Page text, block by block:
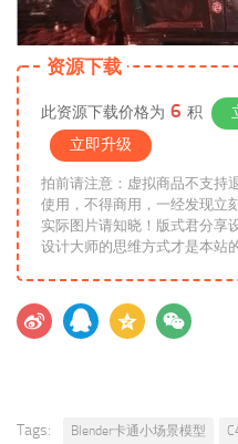
资源下载
此资源下载价格为 6 积
立即升级
拍前请注意：虚拟商品不支持
使用，不得商用，一经发现立
实际图片请知晓！版式君分享
Tags: Blender卡通小场景模型